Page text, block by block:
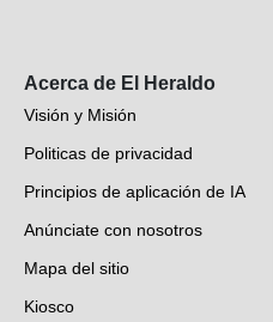
Acerca de El Heraldo
Visión y Misión
Politicas de privacidad
Principios de aplicación de IA
Anúnciate con nosotros
Mapa del sitio
Kiosco